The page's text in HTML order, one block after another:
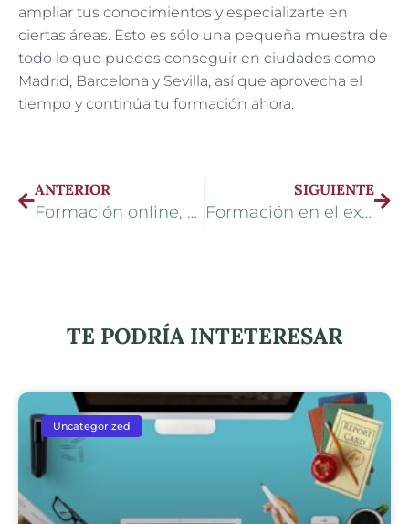
ampliar tus conocimientos y especializarte en
ciertas áreas. Esto es sólo una pequeña muestra de
todo lo que puedes conseguir en ciudades como
Madrid, Barcelona y Sevilla, así que aprovecha el
tiempo y continúa tu formación ahora.
ANTERIOR
Formación online, ¿partidarios o detractores?
SIGUIENTE
Formación en el extranjero: ¿Cuándo es conveniente incorporarla?
TE PODRÍA INTETERESAR
Uncategorized